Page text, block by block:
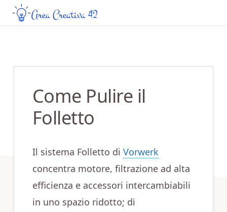
Skip
to
Skip
to
Come Pulire il
Folletto
Il sistema Folletto di Vorwerk
concentra motore, filtrazione ad alta
efficienza e accessori intercambiabili
in uno spazio ridotto; di